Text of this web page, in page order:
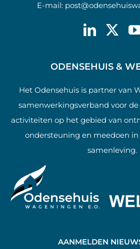
E-mail:
ODENSEHUIS &
Het Odensehuis is partner van
samenwerkingsverband voor
activiteiten op het gebied van
ondersteuning en meedoen
samenleving.
AANMELDEN